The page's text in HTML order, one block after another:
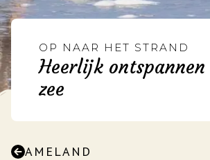
OP NAAR HET STRAND
Heerlijk ontspannen
zee
AMELAND